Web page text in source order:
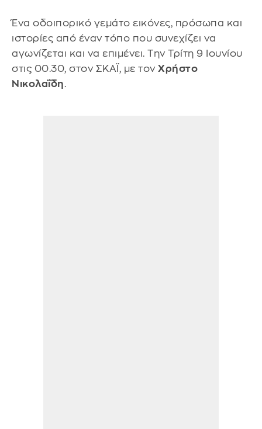
Ένα οδοιπορικό γεμάτο εικόνες, πρόσωπα και
ιστορίες από έναν τόπο που συνεχίζει να
αγωνίζεται και να επιμένει. Την Τρίτη 9 Ιουνίου
στις 00.30, στον ΣΚΑΪ, με τον Χρήστο
Νικολαΐδη.